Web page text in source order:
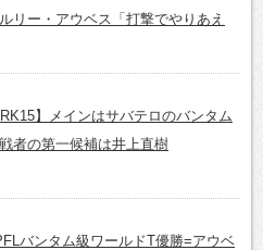
リー・アウベス「打撃でやりあえ
】メインはサバテロのバンタム
者の第一候補は井上直樹
バンタム級ワールドT優勝=アウベ